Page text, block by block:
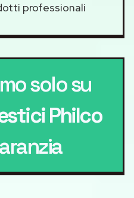
professionali
solo su
Philco